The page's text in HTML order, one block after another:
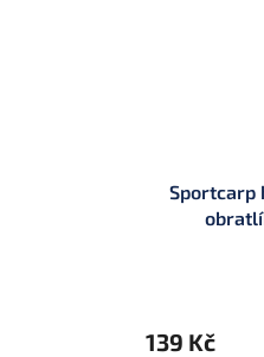
Sportcarp
139 Kč